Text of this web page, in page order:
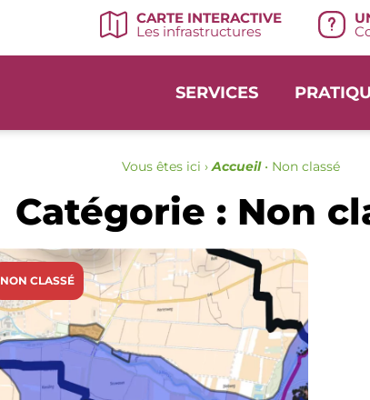
CARTE INTERACTIVE
Les infrastructures
SERVICES
Vous êtes ici › Accueil• Non classé
Catégorie : Non
NON CLASSÉ